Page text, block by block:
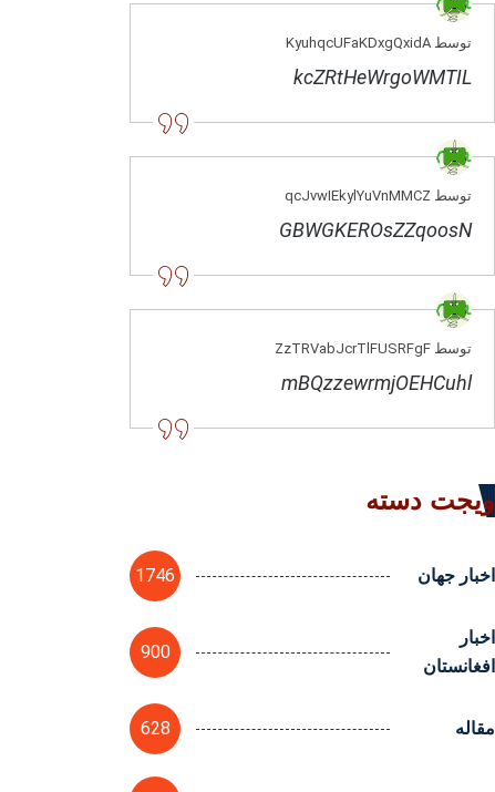
توسط KyuhqcUFaKDxgQxidA
kcZRtHeWrgoWMTIL
توسط qcJvwIEkylYuVnMMCZ
GBWGKEROsZZqoosN
توسط ZzTRVabJcrTlFUSRFgF
mBQzzewrmjOEHCuhl
ویجت دسته
اخبار جهان 1746
اخبار
افغانستان
900
مقاله 628